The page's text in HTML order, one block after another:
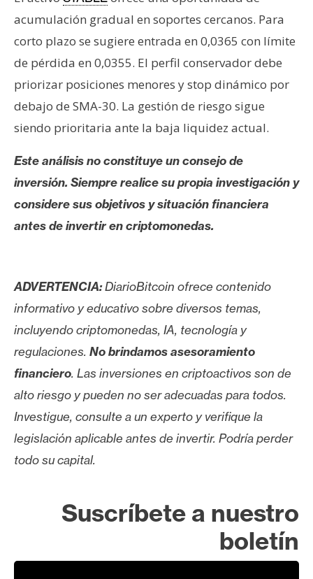
acumulación gradual en soportes cercanos. Para
corto plazo se sugiere entrada en 0,0365 con límite
de pérdida en 0,0355. El perfil conservador debe
priorizar posiciones menores y stop dinámico por
debajo de SMA-30. La gestión de riesgo sigue
siendo prioritaria ante la baja liquidez actual.
Este análisis no constituye un consejo de
inversión. Siempre realice su propia investigación y
considere sus objetivos y situación financiera
antes de invertir en criptomonedas.
ADVERTENCIA:DiarioBitcoin ofrece contenido
informativo y educativo sobre diversos temas,
incluyendo criptomonedas, IA, tecnología y
regulaciones. No brindamos asesoramiento
financiero. Las inversiones en criptoactivos son de
alto riesgo y pueden no ser adecuadas para todos.
Investigue, consulte a un experto y verifique la
legislación aplicable antes de invertir. Podría perder
todo su capital.
Suscríbete a nuestro
boletín